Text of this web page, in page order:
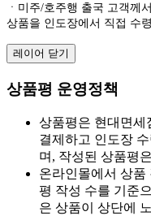
ㆍ미주/호주행 출국 고객께
상품을 인도장에서 직접 수
레이어 닫기
상품평 운영정책
상품평은 현대면세
결제하고 인도장
며, 작성된 상품평
온라인몰에서 상품
평 작성 수를 기준
은 상품이 상단에